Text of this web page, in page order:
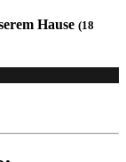
Hause (18